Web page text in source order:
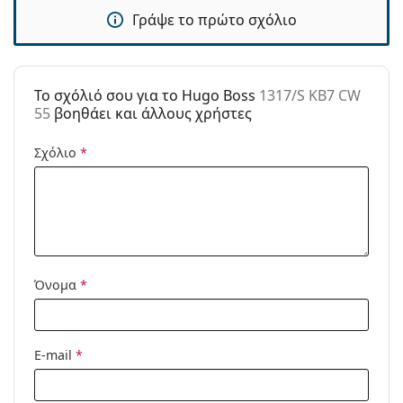
μύτης:
Εύκαμπτη
άρθρωση:
Όχι
Αξεσουάρ
θήκη:
Τύπος:
Κατηγορία:
Μάρκα:
Hugo Boss
Χρήση:
Μόδα
1317/S KB7 CW 55
Γράψε το πρώτο σχόλιο
To σχόλιό σου για το Hugo Boss 1317/S KB7 CW
55 βοηθάει και άλλους χρήστες
Σχόλιο *
Όνομα *
E-mail *